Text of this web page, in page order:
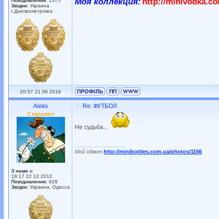
Звідки: Украина
г.Днепропетровск
20:57 21 06 2016
Aleks
Старожил
З нами з:
18:17 22 12 2012
Повідомлення: 628
Звідки: Украина, Одесса
Re: ФУТБОЛ
Не судьба...
Мой обмен http://minibottles.com.ua/photos/1156